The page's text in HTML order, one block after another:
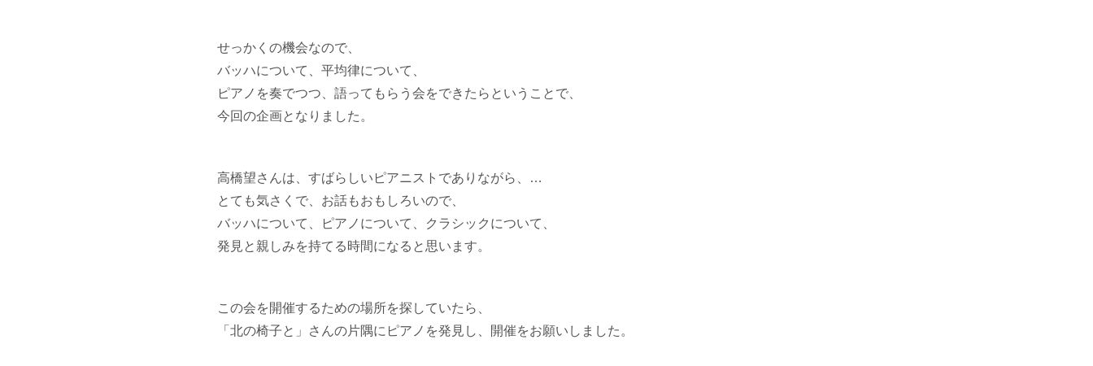
せっかくの機会なので、
バッハについて、平均律について、
ピアノを奏でつつ、語ってもらう会をできたらということ で、
今回の企画となりました。
高橋望さんは、すばらしいピアニストでありながら、
…
とても気さくで、お話もおもしろいので、
バッハについて、ピアノについて、クラシックについて、
発見と親しみを持てる時間になると思います。
この会を開催するための場所を探していたら、
「北の椅子と」さんの片隅にピアノを発見し、開催をお願いしました 。